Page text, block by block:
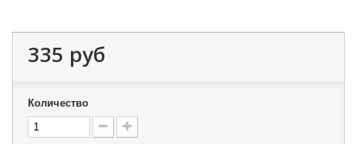
335 руб
Количество